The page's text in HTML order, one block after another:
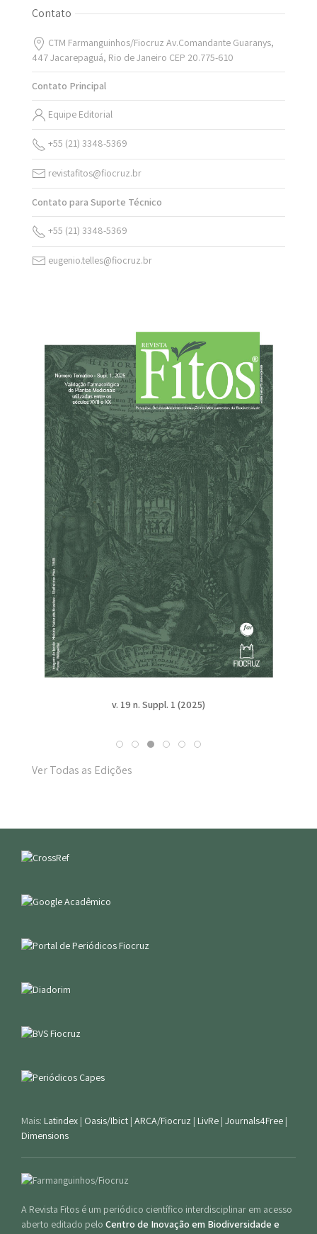
Contato
CTM Farmanguinhos/Fiocruz Av.Comandante Guaranys,
447 Jacarepaguá, Rio de Janeiro CEP 20.775-610
Contato Principal
Equipe Editorial
+55 (21) 3348-5369
revistafitos@fiocruz.br
Contato para Suporte Técnico
+55 (21) 3348-5369
eugenio.telles@fiocruz.br
v. 19 n. Suppl. 1 (2025)
Ver Todas as Edições
Mais: Latindex | Oasis/Ibict | ARCA/Fiocruz | LivRe | Journals4Free |
Dimensions
A Revista Fitos é um periódico científico interdisciplinar em acesso
aberto editado pelo Centro de Inovação em Biodiversidade e